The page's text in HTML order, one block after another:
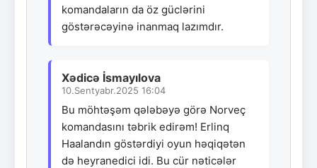
komandaların da öz güclərini
göstərəcəyinə inanmaq lazımdır.
Xədicə İsmayılova
10.Sentyabr.2025 16:04
Bu möhtəşəm qələbəyə görə Norveç
komandasını təbrik edirəm! Erlinq
Haalandın göstərdiyi oyun həqiqətən
də heyranedici idi. Bu cür nəticələr